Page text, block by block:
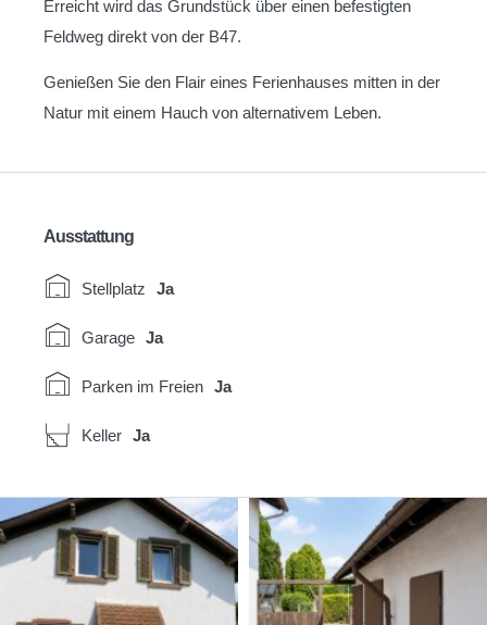
Erreicht wird das Grundstück über einen befestigten
Feldweg direkt von der B47.
Genießen Sie den Flair eines Ferienhauses mitten in der
Natur mit einem Hauch von alternativem Leben.
Ausstattung
Stellplatz Ja
Garage Ja
Parken im Freien Ja
Keller Ja